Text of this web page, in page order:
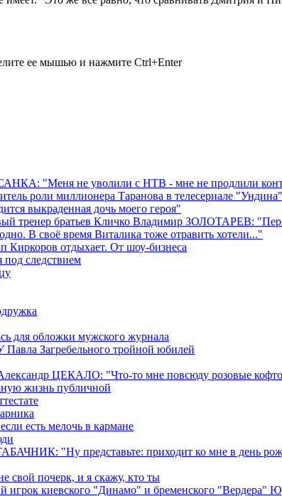
ее мышью и нажмите Ctrl+Enter
"Меня не уволили с НТВ - мне не продлили
роли миллионера Таранова в телесериале
выкраденная дочь моего героя"
тренер братьев Кличко Владимир ЗОЛОТАРЕВ:
В своё время Виталика тоже отравить хотели..."
Киркоров отдыхает. От шоу-бизнеса
следствием
для обложки мужского журнала
Павла Загребельного тройной юбилей
ЦЕКАЛО: "Что-то мне повсюду розовые
жизнь публичной
есть мелочь в кармане
"Ну представьте: приходит ко мне в день
свой почерк, и я скажу, кто ты
игрок киевского "Динамо" и бременского "Вердера"